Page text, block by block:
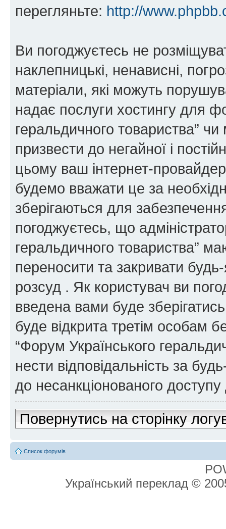
перегляньте: http://
Ви погоджуєтесь не
наклепницькі, ненависні,
матеріали, які можуть
надає послуги хостингу для
геральдичного товариства”
призвести до негайної і
цьому ваш інтернет-
будемо вважати це за
зберігаються для
погоджуєтесь, що
геральдичного товариства”
переносити та закривати
розсуд . Як користувач ви
введена вами буде
буде відкрита третім особам
“Форум Українського
нести відповідальність за
до несанкціонованого доступу
Повернутись на сторінку
Список форумів
Український переклад ©